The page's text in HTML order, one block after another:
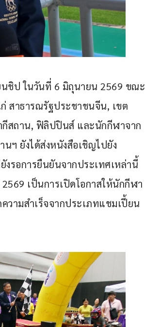
นชิป ในวันที่ 6 มิถุนายน 2569 ขณะ
สาธารณรัฐประชาชนจีน, เขต
กีสถาน, ฟิลิปปินส์ และนักกีฬาจาก
ฯ ยังได้ส่งหนังสือเชิญไปยัง
รอการยืนยันจากประเทศเหล่านี้
เป็นการเปิดโอกาสให้นักกีฬา
วามสำเร็จจากประเภทแชมเปี้ยน